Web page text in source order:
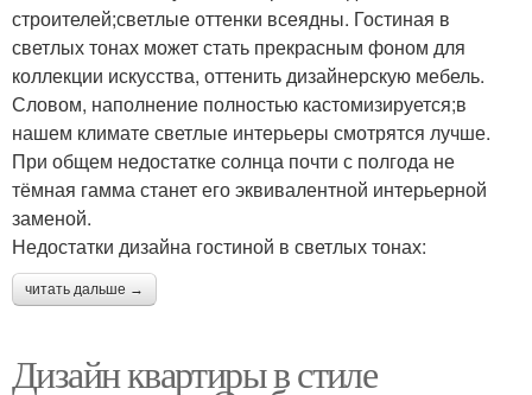
строителей;светлые оттенки всеядны. Гостиная в
светлых тонах может стать прекрасным фоном для
коллекции искусства, оттенить дизайнерскую мебель.
Словом, наполнение полностью кастомизируется;в
нашем климате светлые интерьеры смотрятся лучше.
При общем недостатке солнца почти с полгода не
тёмная гамма станет его эквивалентной интерьерной
заменой.
Недостатки дизайна гостиной в светлых тонах:
читать дальше →
Дизайн квартиры в стиле